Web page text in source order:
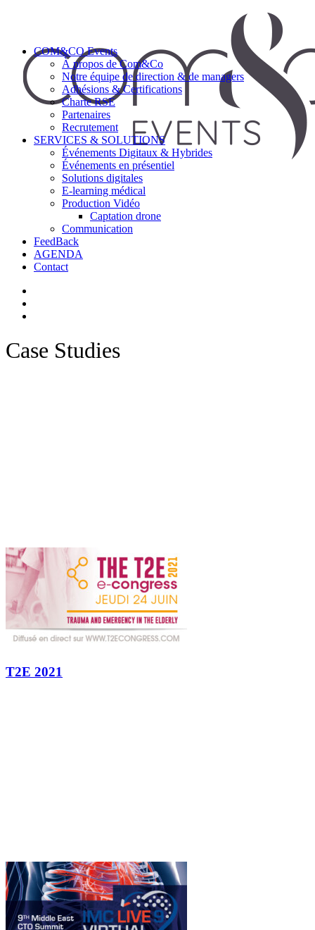
COM&CO Events
À propos de Com&Co
Notre équipe de direction & de managers
Adhésions & Certifications
Charte RSE
Partenaires
Recrutement
SERVICES & SOLUTIONS
Événements Digitaux & Hybrides
Événements en présentiel
Solutions digitales
E-learning médical
Production Vidéo
Captation drone
Communication
FeedBack
AGENDA
Contact
Case Studies
T2E 2021